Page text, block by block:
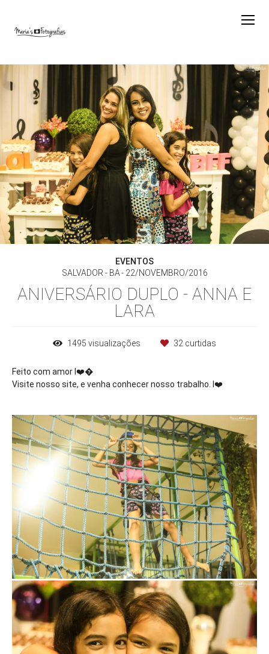
EVENTOS
SALVADOR - BA
22/NOVEMBRO/2016
ANIVERSÁRIO DUPLO - ANNA E
LARA
1495 visualizações 32 curtidas
Feito com amor I ❤️�
Visite nosso site, e venha conhecer nosso trabalho. I ❤️